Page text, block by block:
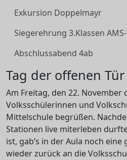
Exkursion Doppelmayr
Siegerehrung 3.Klassen
Abschlussabend 4ab
Tag der offenen Tür
Am Freitag, den 22.
Volksschülerinnen und
Mittelschule begrüßen.
Stationen live miterleben
ist, gab’s in der Aula noch eine
wieder zurück an die